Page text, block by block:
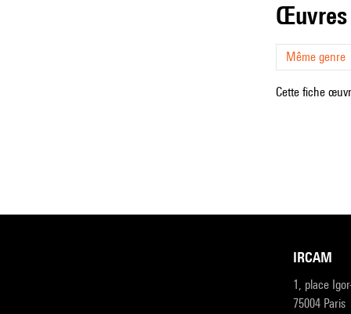
Même genre
Cette fiche
IRCAM
1, place
75004 Paris